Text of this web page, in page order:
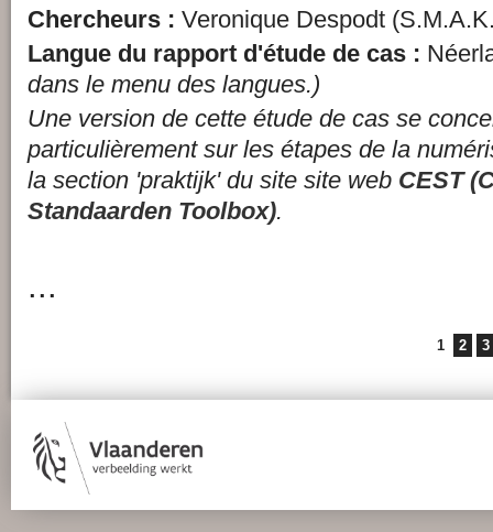
Chercheurs : Veronique Despodt
Langue du rapport d'étude de cas :
dans le menu des langues.)
Une version de cette étude de cas se
particulièrement sur les étapes de la
la section 'praktijk' du site site web CEST
Standaarden Toolbox).
...
1 2 3